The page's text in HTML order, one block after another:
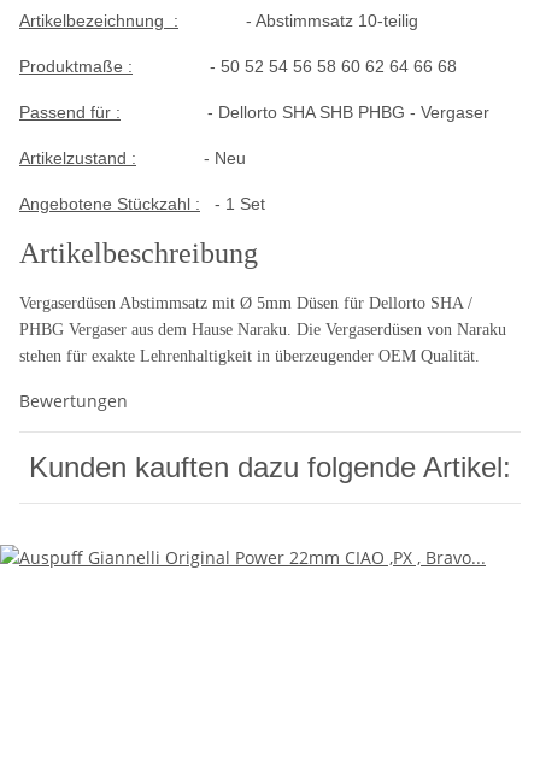
Artikelbezeichnung : - Abstimmsatz 10-teilig
Produktmaße : - 50 52 54 56 58 60 62 64 66 68
Passend für : - Dellorto SHA SHB PHBG - Vergaser
Artikelzustand : - Neu
Angebotene Stückzahl : - 1 Set
Artikelbeschreibung
Vergaserdüsen Abstimmsatz mit Ø 5mm Düsen für Dellorto SHA /
PHBG Vergaser aus dem Hause Naraku. Die Vergaserdüsen von Naraku
stehen für exakte Lehrenhaltigkeit in überzeugender OEM Qualität.
Bewertungen
Kunden kauften dazu folgende Artikel: